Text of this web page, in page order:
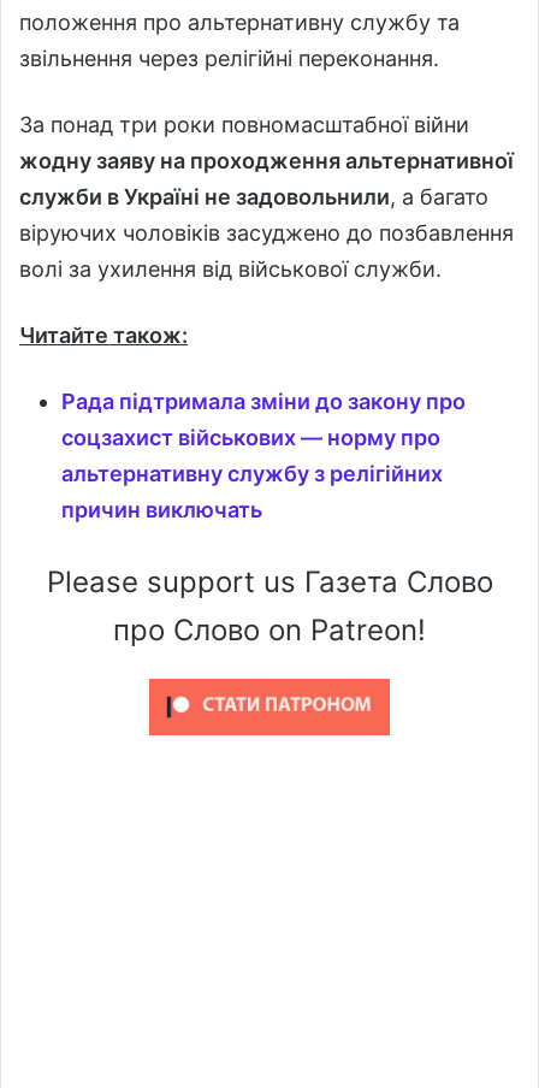
положення про альтернативну службу та
звільнення через релігійні переконання.
За понад три роки повномасштабної війни
жодну заяву на проходження альтернативної
служби в Україні не задовольнили, а багато
віруючих чоловіків засуджено до позбавлення
волі за ухилення від військової служби.
Читайте також:
Рада підтримала зміни до закону про
соцзахист військових — норму про
альтернативну службу з релігійних
причин виключать
Please support us Газета Слово
про Слово on Patreon!